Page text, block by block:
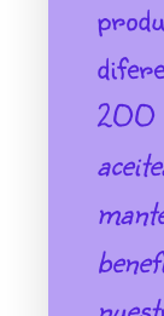
200